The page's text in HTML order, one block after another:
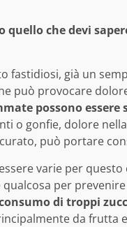
quello che devi
fastidiosi, già un
può provocare
possono
o gonfie, dolore
può portare
varie per
per
di troppi
da frutta